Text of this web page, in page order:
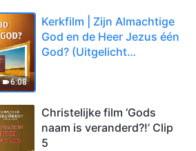
6:08
Kerkfilm | Zijn Almachtige
God en de Heer Jezus één
God? (Uitgelicht
Christelijke film ‘Gods
naam is veranderd?!’ Clip
5